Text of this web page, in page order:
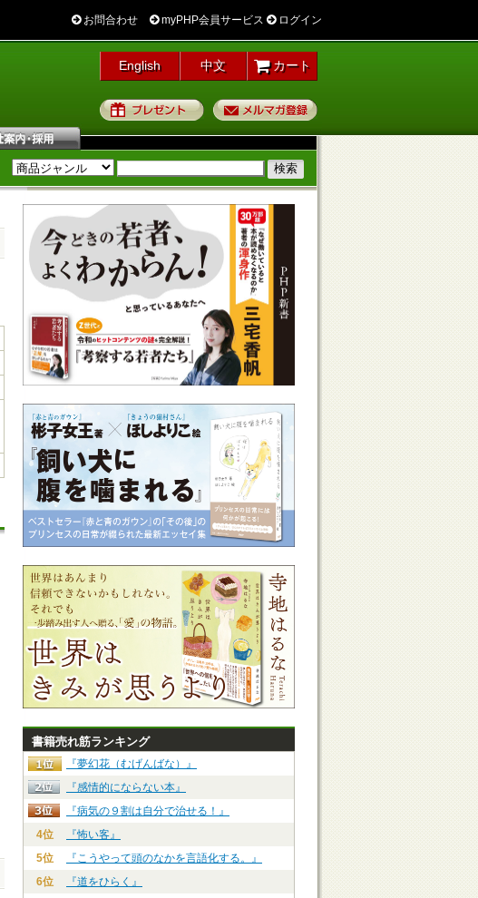
お問合わせ myPHP会員サービス ログイン
English 中文 カート
プレゼント
書籍売れ筋ランキング
『夢幻花（むげんばな）』
『感情的にならない本』
『病気の９割は自分で治せる！』
4位
『怖い客』
5位
『こうやって頭のなかを言語化する。』
6位
『道をひらく』